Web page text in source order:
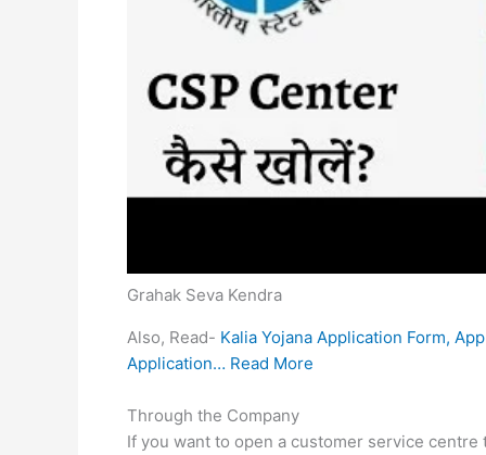
Grahak Seva Kendra
Also, Read- Kalia Yojana Application Form,
Application… Read More
Through the Company
If you want to open a customer service